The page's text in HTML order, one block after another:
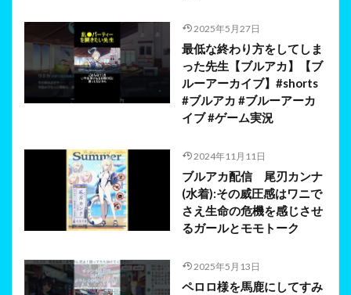
2025年5月27日
最低な終わり方をしてしま
った先生【ブルアカ】【ブ
ルーアーカイブ】#shorts
#ブルアカ #ブルーアーカ
イブ #ゲーム実況
2024年11月11日
ブルアカ配信 尾刃カンナ
(水着):その威圧感はワニで
さえ生命の危機を感じさせ
るガールとモモトーク
2025年5月13日
ペロロ様を馬鹿にしてすみ